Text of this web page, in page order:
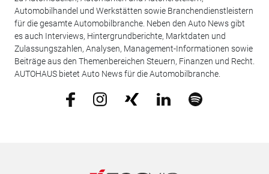
Automobilhandel und Werkstätten sowie Branchendienstleistern
für die gesamte Automobilbranche. Neben den Auto News gibt
es auch Interviews, Hintergrundberichte, Marktdaten und
Zulassungszahlen, Analysen, Management-Informationen sowie
Beiträge aus den Themenbereichen Steuern, Finanzen und Recht.
AUTOHAUS bietet Auto News für die Automobilbranche.